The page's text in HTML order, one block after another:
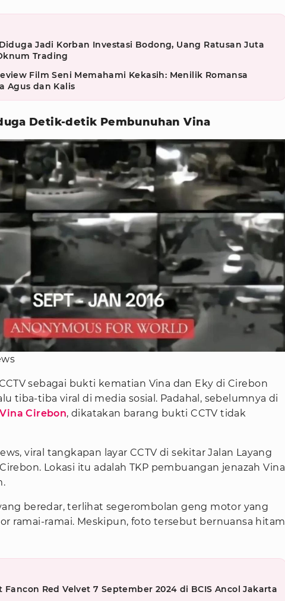
Jadi Korban Investasi Bodong, Uang Ratusan Juta
Trading
Film Seni Memahami Kekasih: Menilik Romansa
Agus dan Kalis
Detik-detik Pembunuhan Vina
sebagai bukti kematian Vina dan Eky di Cirebon
tiba-tiba viral di media sosial. Padahal, sebelumnya di
Cirebon, dikatakan barang bukti CCTV tidak
viral tangkapan layar CCTV di sekitar Jalan Layang
Lokasi itu adalah TKP pembuangan jenazah Vina
beredar, terlihat segerombolan geng motor yang
ramai-ramai. Meskipun, foto tersebut bernuansa hitam
Fancon Red Velvet 7 September 2024 di BCIS Ancol Jakarta